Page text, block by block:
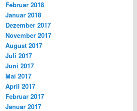
Februar 2018
Januar 2018
Dezember 2017
November 2017
August 2017
Juli 2017
Juni 2017
Mai 2017
April 2017
Februar 2017
Januar 2017